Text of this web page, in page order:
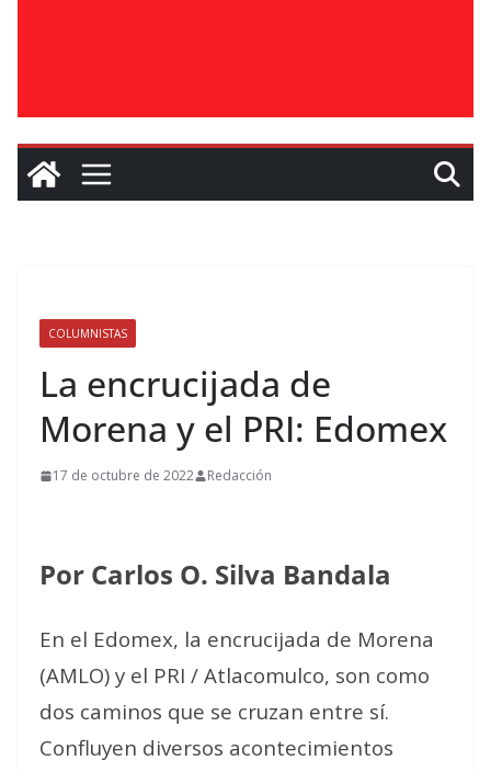
COLUMNISTAS
La encrucijada de
Morena y el PRI: Edomex
17 de octubre de 2022 Redacción
Por Carlos O. Silva Bandala
En el Edomex, la encrucijada de Morena
(AMLO) y el PRI / Atlacomulco, son como
dos caminos que se cruzan entre sí.
Confluyen diversos acontecimientos